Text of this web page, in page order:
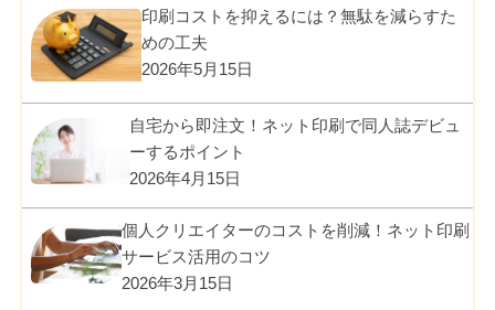
印刷コストを抑えるには？無駄を減らすた
めの工夫
2026年5月15日
自宅から即注文！ネット印刷で同人誌デビュ
ーするポイント
2026年4月15日
個人クリエイターのコストを削減！ネット印刷
サービス活用のコツ
2026年3月15日